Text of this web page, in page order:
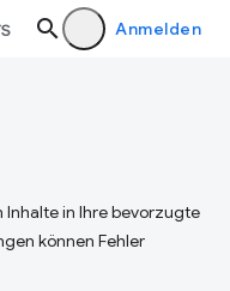
Anmelden
in Ihre bevorzugte
können Fehler